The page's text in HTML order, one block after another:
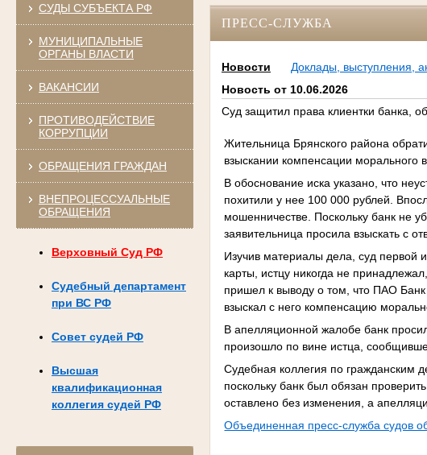
СУДЫ СУБЪЕКТА РФ
МУНИЦИПАЛЬНЫЕ
ОРГАНЫ ВЛАСТИ
ВАКАНСИИ
ПРОТИВОДЕЙСТВИЕ
КОРРУПЦИИ
ОБРАЩЕНИЯ ГРАЖДАН
ВНЕПРОЦЕССУАЛЬНЫЕ
ОБРАЩЕНИЯ
Верховный Суд РФ
Судебный департамент
при ВС РФ
Совет судей РФ
Высшая
квалификационная
коллегия судей РФ
ПРЕСС-СЛУЖБА
Новости Доклады, выступления,
Новость от 10.06.2026
Суд защитил права клиентки банка,
Жительница Брянского района
взыскании компенсации морального
В обоснование иска указано, что
похитили у нее 100 000 рублей.
мошенничестве. Поскольку банк не
заявительница просила взыскать с
Изучив материалы дела, суд первой
карты, истцу никогда не
пришел к выводу о том, что ПАО
взыскал с него компенсацию
В апелляционной жалобе банк
произошло по вине истца,
Судебная коллегия по гражданским
поскольку банк был обязан
оставлено без изменения, а
Объединенная пресс-служба судов